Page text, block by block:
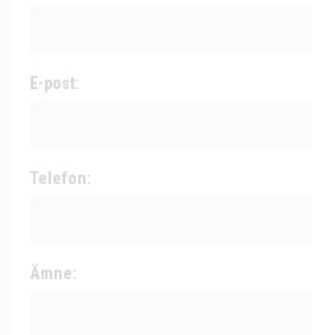
E-post:
Telefon:
Ämne: